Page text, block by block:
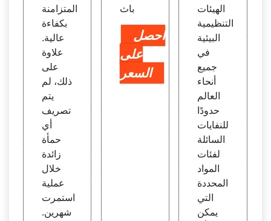
المتزامنة
بكفاءة
عالية.
علاوة
على
ذلك، لم
يتم
تصريف
أي
حمأة
زائدة
خلال
عملية
استمرت
شهرين.
باث
احصل
على
السعر
الهيئات
التنظيمية
البيئية
في
جميع
أنحاء
العالم
حدودًا
للنفايات
السائلة
لفئات
المواد
المحددة
التي
يمكن